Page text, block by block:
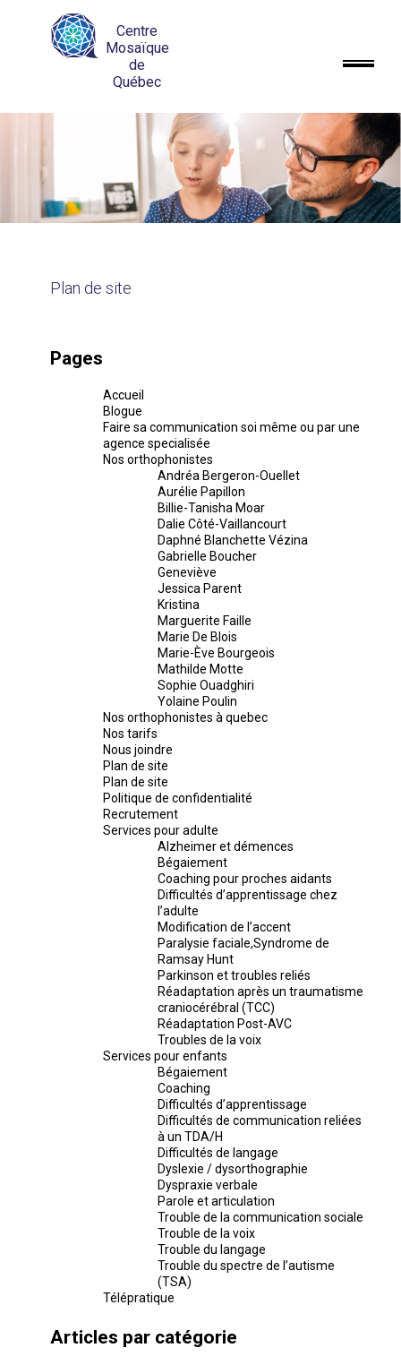
Centre
Mosaïque
de
Québec
Plan de site
Pages
Accueil
Blogue
Faire sa communication soi même ou par une
agence specialisée
Nos orthophonistes
Andréa Bergeron-Ouellet
Aurélie Papillon
Billie-Tanisha Moar
Dalie Côté-Vaillancourt
Daphné Blanchette Vézina
Gabrielle Boucher
Geneviève
Jessica Parent
Kristina
Marguerite Faille
Marie De Blois
Marie-Ève Bourgeois
Mathilde Motte
Sophie Ouadghiri
Yolaine Poulin
Nos orthophonistes à quebec
Nos tarifs
Nous joindre
Plan de site
Plan de site
Politique de confidentialité
Recrutement
Services pour adulte
Alzheimer et démences
Bégaiement
Coaching pour proches aidants
Difficultés d’apprentissage chez
l’adulte
Modification de l’accent
Paralysie faciale,Syndrome de
Ramsay Hunt
Parkinson et troubles reliés
Réadaptation après un traumatisme
craniocérébral (TCC)
Réadaptation Post-AVC
Troubles de la voix
Services pour enfants
Bégaiement
Coaching
Difficultés d’apprentissage
Difficultés de communication reliées
à un TDA/H
Difficultés de langage
Dyslexie / dysorthographie
Dyspraxie verbale
Parole et articulation
Trouble de la communication sociale
Trouble de la voix
Trouble du langage
Trouble du spectre de l’autisme
(TSA)
Télépratique
Articles par catégorie